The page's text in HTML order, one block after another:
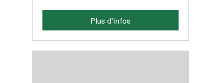
Plus d'infos